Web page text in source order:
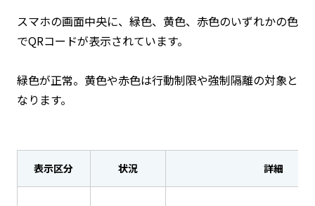
スマホの画面中央に、緑色、黄色、赤色のいずれかの色
でQRコードが表示されています。
緑色が正常。黄色や赤色は行動制限や強制隔離の対象と
なります。
表示区分 状況 詳細